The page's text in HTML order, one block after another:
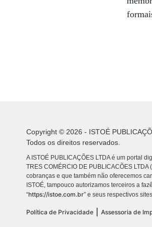
Copyright © 2026 - ISTOÉ
Todos os direitos reservados.
A ISTOÉ PUBLICAÇÕES LTDA é um portal
TRES COMÉRCIO DE PUBLICACÕES
cobranças e que também não oferecemos
ISTOÉ, tampouco autorizamos terceiros a
“https://istoe.com.br” e seus respectivos
Política de Privacidade Assessoria de